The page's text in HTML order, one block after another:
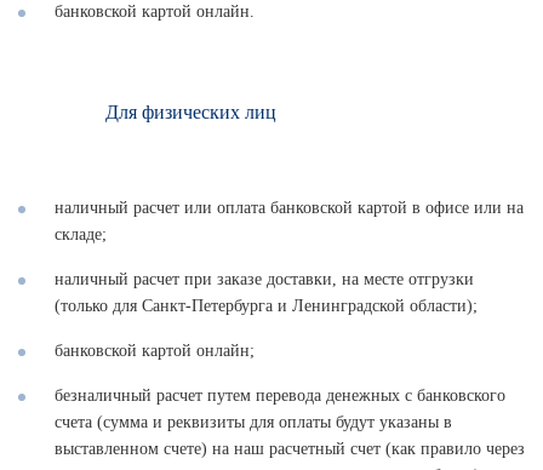
банковской картой онлайн.
Для физических лиц
наличный расчет или оплата банковской картой в офисе или на
складе;
наличный расчет при заказе доставки, на месте отгрузки
(только для Санкт-Петербурга и Ленинградской области);
банковской картой онлайн;
безналичный расчет путем перевода денежных с банковского
счета (сумма и реквизиты для оплаты будут указаны в
выставленном счете) на наш расчетный счет (как правило через